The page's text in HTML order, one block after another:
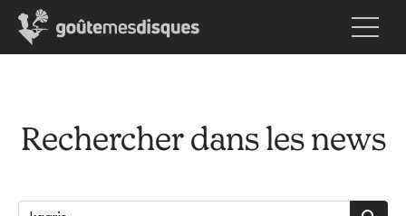
Rechercher dans les news